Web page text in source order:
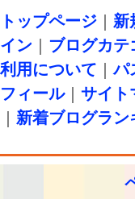
トップページ 新
イン
ブログカテ
利用について ｜パ
フィール｜ サイト
新着ブログラン